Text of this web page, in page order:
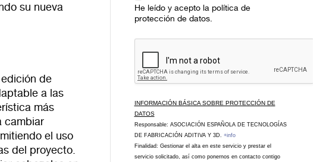
su nueva
de
a las
más
cambiar
el uso
del proyecto.
He leído y acepto la política de
protección de datos.
INFORMACIÓN BÁSICA SOBRE PROTECCIÓN DE
DATOS
Responsable: ASOCIACIÓN ESPAÑOLA DE TECNOLOGÍAS
DE FABRICACIÓN ADITIVA Y 3D. +info
Finalidad: Gestionar el alta en este servicio y prestar el
servicio solicitado, así como ponernos en contacto contigo